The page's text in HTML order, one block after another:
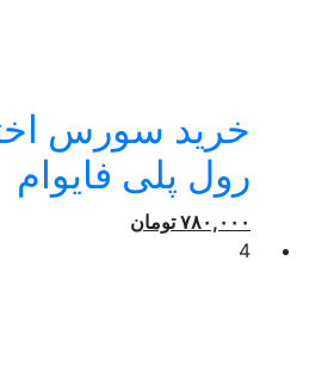
خرید سورس
رول پلی فایوام
۷۸۰,۰۰۰ تومان
4